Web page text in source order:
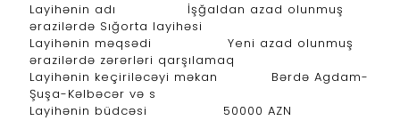
Layihənin adı İşğaldan azad olunmuş
ərazilərdə Sığorta layihəsi
Layihənin məqsədi Yeni azad olunmuş
ərazilərdə zərərləri qarşılamaq
Layihənin keçiriləcəyi məkan Bərdə Agdam-
Şuşa-Kəlbəcər və s
Layihənin büdcəsi 50000 AZN